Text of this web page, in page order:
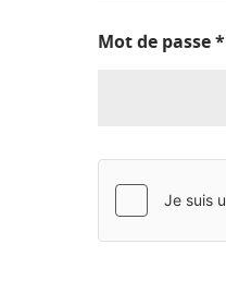
Mot de passe*